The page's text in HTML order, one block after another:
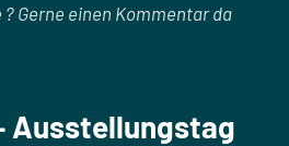
Gerne einen Kommentar da
Ausstellungstag